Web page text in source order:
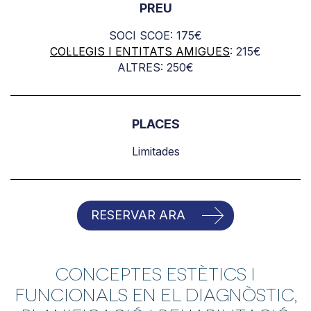
PREU
SOCI SCOE: 175€
COL·LEGIS I ENTITATS AMIGUES: 215€
ALTRES: 250€
PLACES
Limitades
RESERVAR ARA
Conceptes estètics i
funcionals en el diagnòstic,